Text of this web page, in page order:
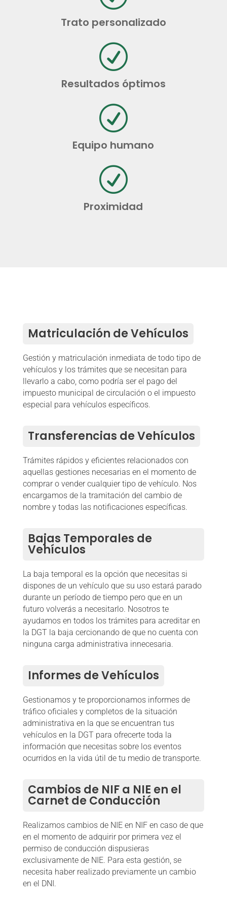
Trato personalizado
R
Resultados óptimos
R
Equipo humano
R
Proximidad
Matriculación de Vehículos
Gestión y matriculación inmediata de todo tipo de
vehículos y los trámites que se necesitan para
llevarlo a cabo, como podría ser el pago del
impuesto municipal de circulación o el impuesto
especial para vehículos específicos.
Transferencias de Vehículos
Trámites rápidos y eficientes relacionados con
aquellas gestiones necesarias en el momento de
comprar o vender cualquier tipo de vehículo. Nos
encargamos de la tramitación del cambio de
nombre y todas las notificaciones específicas.
Bajas Temporales de
Vehículos
La baja temporal es la opción que necesitas si
dispones de un vehículo que su uso estará parado
durante un período de tiempo pero que en un
futuro volverás a necesitarlo. Nosotros te
ayudamos en todos los trámites para acreditar en
la DGT la baja cercionando de que no cuenta con
ninguna carga administrativa innecesaria.
Informes de Vehículos
Gestionamos y te proporcionamos informes de
tráfico oficiales y completos de la situación
administrativa en la que se encuentran tus
vehículos en la DGT para ofrecerte toda la
información que necesitas sobre los eventos
ocurridos en la vida útil de tu medio de transporte.
Cambios de NIF a NIE en el
Carnet de Conducción
Realizamos cambios de NIE en NIF en caso de que
en el momento de adquirir por primera vez el
permiso de conducción dispusieras
exclusivamente de NIE. Para esta gestión, se
necesita haber realizado previamente un cambio
en el DNI.